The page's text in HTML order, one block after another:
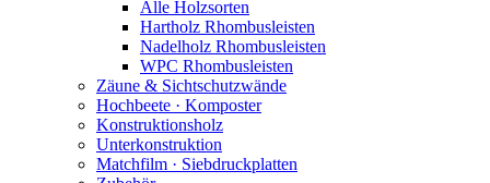
Alle Holzsorten
Hartholz Rhombusleisten
Nadelholz Rhombusleisten
WPC Rhombusleisten
Zäune & Sichtschutzwände
Hochbeete · Komposter
Konstruktionsholz
Unterkonstruktion
Matchfilm · Siebdruckplatten